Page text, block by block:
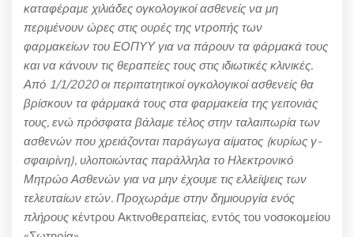
καταφέραμε χιλιάδες ογκολογικοί ασθενείς να μη
περιμένουν ώρες στις ουρές της ντροπής των
φαρμακείων του ΕΟΠΥΥ για να πάρουν τα φάρμακά τους
και να κάνουν τις θεραπείες τους στις ιδιωτικές κλινικές.
Από 1/1/2020 οι περιπατητικοί ογκολογικοί ασθενείς θα
βρίσκουν τα φάρμακά τους στα φαρμακεία της γειτονιάς
τους, ενώ πρόσφατα βάλαμε τέλος στην ταλαιπωρία των
ασθενών που χρειάζονται παράγωγα αίματος (κυρίως γ-
σφαιρίνη), υλοποιώντας παράλληλα το Ηλεκτρονικό
Μητρώο Ασθενών για να μην έχουμε τις ελλείψεις των
τελευταίων ετών. Προχωράμε στην δημιουργία ενός
πλήρους κέντρου Ακτινοθεραπείας, εντός του νοσοκομείου